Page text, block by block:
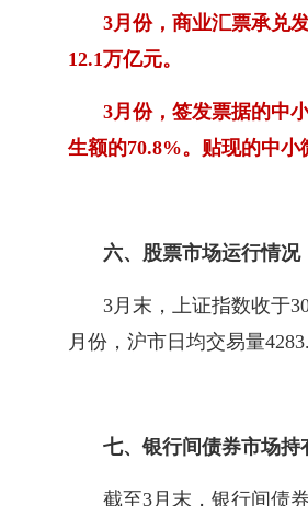
3月份，商业汇票承兑
12.1万亿元。
3月份，签发票据的中
生额的70.8%。贴现的中
六、股票市场运行情况
3月末，上证指数收于
月份，沪市日均交易量
七、银行间债券市场持
截至3月末，银行间债